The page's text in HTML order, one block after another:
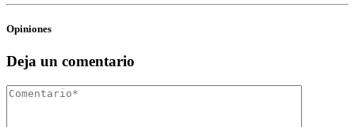
Opiniones
Deja un comentario